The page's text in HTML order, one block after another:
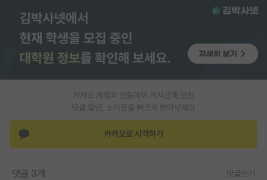
취업 게시판
임용 후기 게시판
인문사회 계열 게시판
특수/전문대학원 게시판
반도체/AI 게시판
장학금/장학생 게시판
카카오 계정과 연동하여 게시글에 달린
댓글 알람, 소식등을 빠르게 받아보세요
카카오로 시작하기
댓글 3개 댓글쓰기